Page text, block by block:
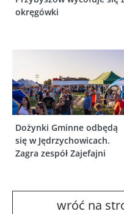
okręgówki
Dożynki Gminne odbędą
się w Jędrzychowicach.
Zagra zespół Zajefajni
wróć na